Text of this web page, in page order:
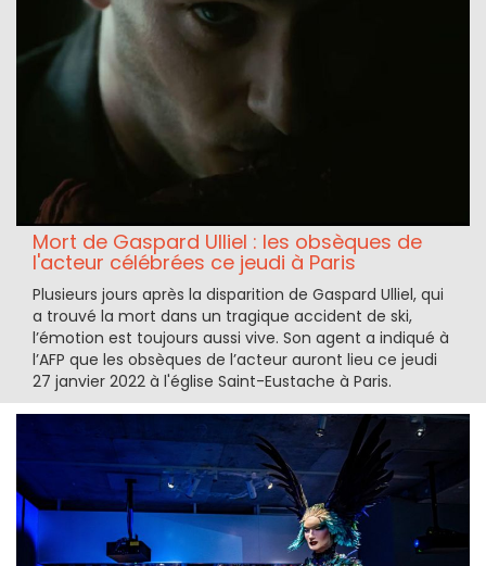
Mort de Gaspard Ulliel : les obsèques de
l'acteur célébrées ce jeudi à Paris
Plusieurs jours après la disparition de Gaspard Ulliel, qui
a trouvé la mort dans un tragique accident de ski,
l’émotion est toujours aussi vive. Son agent a indiqué à
l’AFP que les obsèques de l’acteur auront lieu ce jeudi
27 janvier 2022 à l'église Saint-Eustache à Paris.